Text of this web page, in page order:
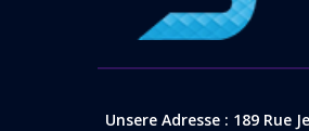
Unsere Adresse : 189 Rue